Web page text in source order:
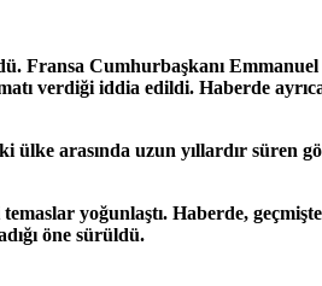
Fransa Cumhurbaşkanı
verdiği iddia edildi. Haberde
arasında uzun yıllardır süren
yoğunlaştı. Haberde,
öne sürüldü.